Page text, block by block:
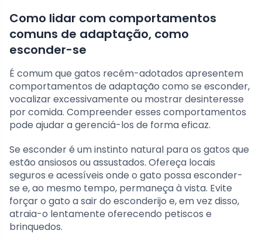
Como lidar com comportamentos
comuns de adaptação, como
esconder-se
É comum que gatos recém-adotados apresentem
comportamentos de adaptação como se esconder,
vocalizar excessivamente ou mostrar desinteresse
por comida. Compreender esses comportamentos
pode ajudar a gerenciá-los de forma eficaz.
Se esconder é um instinto natural para os gatos que
estão ansiosos ou assustados. Ofereça locais
seguros e acessíveis onde o gato possa esconder-
se e, ao mesmo tempo, permaneça à vista. Evite
forçar o gato a sair do esconderijo e, em vez disso,
atraia-o lentamente oferecendo petiscos e
brinquedos.